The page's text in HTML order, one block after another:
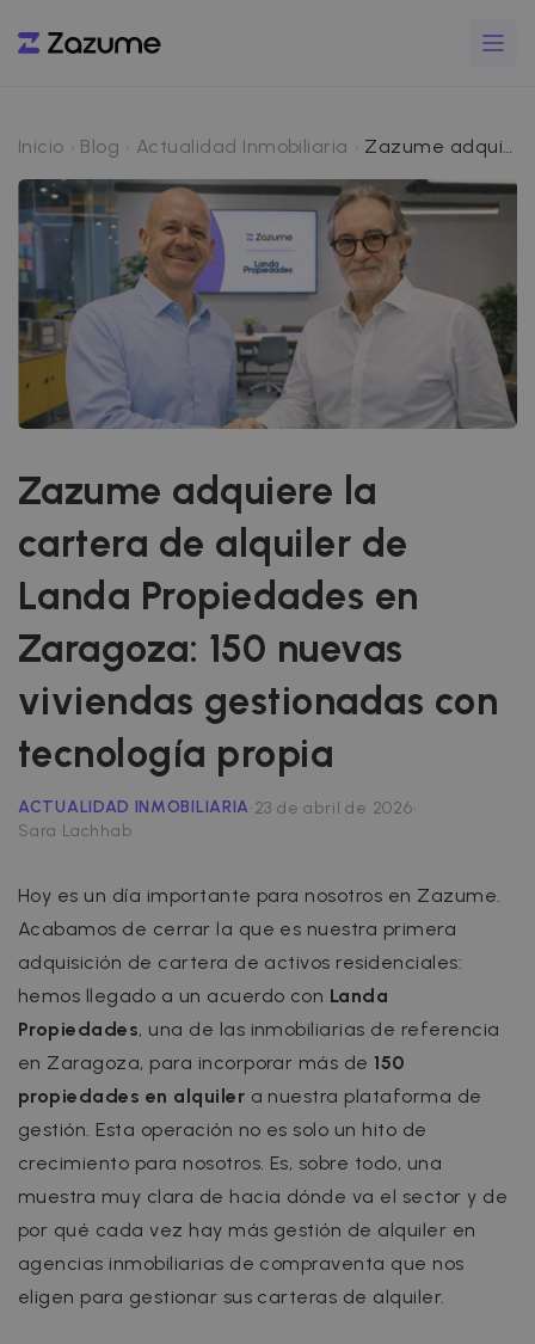
Inicio Blog Actualidad Inmobiliaria Zazume adquiere la cartera de alquiler de Landa Propiedades en Zaragoza: 150 nuevas viviendas gestionadas con tecnología propia
Zazume adquiere la
cartera de alquiler de
Landa Propiedades en
Zaragoza: 150 nuevas
viviendas gestionadas con
tecnología propia
ACTUALIDAD INMOBILIARIA·23 de abril de 2026·
Sara Lachhab
Hoy es un día importante para nosotros en Zazume.
Acabamos de cerrar la que es nuestra primera
adquisición de cartera de activos residenciales:
hemos llegado a un acuerdo con Landa
Propiedades, una de las inmobiliarias de referencia
en Zaragoza, para incorporar más de150
propiedades en alquiler a nuestra plataforma de
gestión. Esta operación no es solo un hito de
crecimiento para nosotros. Es, sobre todo, una
muestra muy clara de hacia dónde va el sector y de
por qué cada vez hay más gestión de alquiler en
agencias inmobiliarias de compraventa que nos
eligen para gestionar sus carteras de alquiler.